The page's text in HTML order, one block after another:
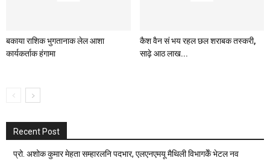
बकाया राशिक भुगतानाक लेल आशा
कार्यकर्ताक हंगामा
कैश वैन सं भय रहल छल शराबक तस्करी,
साढ़े आठ लाख...
Recent Post
प्रो. अशोक कुमार मेहता सम्हारलनि पदभार, एलएनएमयू मैथिली विभागकेँ भेटल नव